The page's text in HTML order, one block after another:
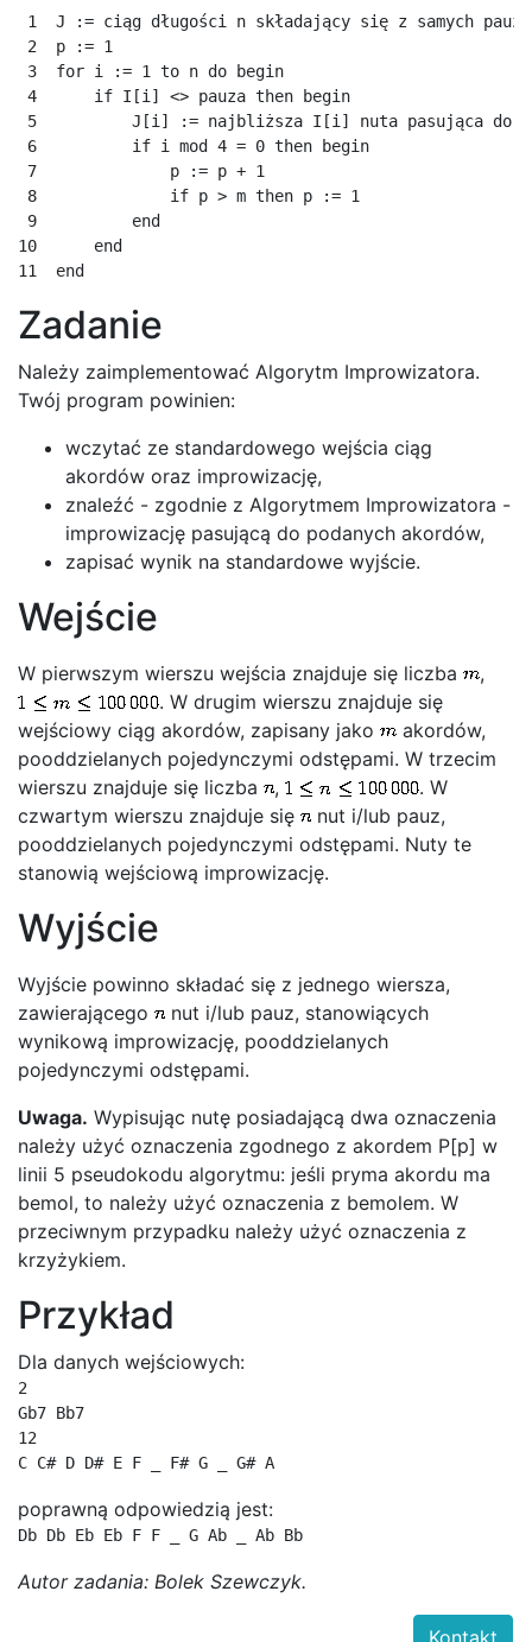
1  J := ciąg długości n składający się z samych pauz
2  p := 1
3  for i := 1 to n do begin
4      if I[i] <> pauza then begin
5          J[i] := najbliższa I[i] nuta pasująca do
6          if i mod 4 = 0 then begin
7              p := p + 1
8              if p > m then p := 1
9          end
10      end
Zadanie
Należy zaimplementować Algorytm Improwizatora.
Twój program powinien:
wczytać ze standardowego wejścia ciąg
akordów oraz improwizację,
znaleźć - zgodnie z Algorytmem Improwizatora -
improwizację pasującą do podanych akordów,
zapisać wynik na standardowe wyjście.
Wejście
W pierwszym wierszu wejścia znajduje się liczba
,
. W drugim wierszu znajduje się
wejściowy ciąg akordów, zapisany jako
akordów,
pooddzielanych pojedynczymi odstępami. W trzecim
wierszu znajduje się liczba
,
. W
czwartym wierszu znajduje się
nut i/lub pauz,
pooddzielanych pojedynczymi odstępami. Nuty te
stanowią wejściową improwizację.
Wyjście
Wyjście powinno składać się z jednego wiersza,
zawierającego
nut i/lub pauz, stanowiących
wynikową improwizację, pooddzielanych
pojedynczymi odstępami.
Uwaga. Wypisując nutę posiadającą dwa oznaczenia
należy użyć oznaczenia zgodnego z akordem P[p] w
linii 5 pseudokodu algorytmu: jeśli pryma akordu ma
bemol, to należy użyć oznaczenia z bemolem. W
przeciwnym przypadku należy użyć oznaczenia z
krzyżykiem.
Przykład
Dla danych wejściowych:
2
Gb7 Bb7
12
C C# D D# E F _ F# G _ G# A
poprawną odpowiedzią jest:
Db Db Eb Eb F F _ G Ab _ Ab Bb
Autor zadania: Bolek Szewczyk.
Kontakt